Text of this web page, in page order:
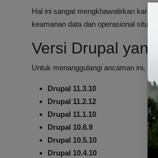
Hal ini sangat mengkhawatirkan
keamanan data dan operasional situs.
Versi Drupal
Untuk menanggulangi ancaman ini,
Drupal 11.3.10
Drupal 11.2.12
Drupal 11.1.10
Drupal 10.6.9
Drupal 10.5.10
Drupal 10.4.10